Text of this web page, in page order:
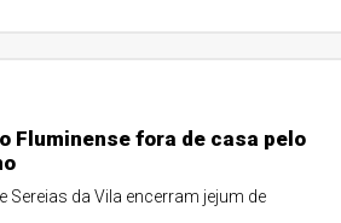
Fluminense fora de casa pelo
Sereias da Vila encerram jejum de